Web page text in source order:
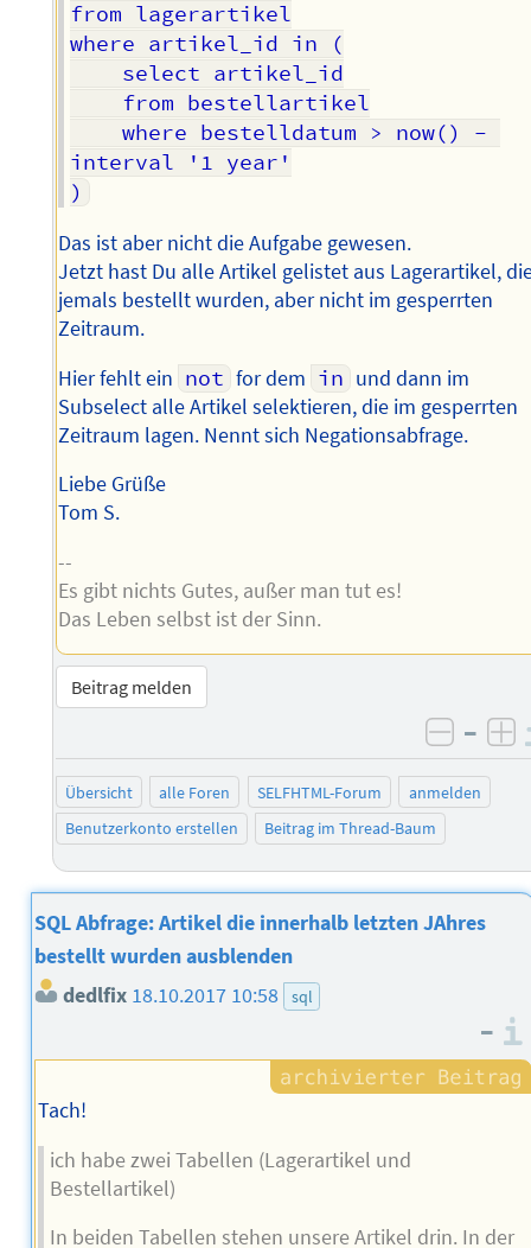
from lagerartikel
where artikel_id in (
	where bestelldatum > now() -
interval '1 year'
Das ist aber nicht die Aufgabe gewesen.
Jetzt hast Du alle Artikel gelistet aus Lagerartikel,
jemals bestellt wurden, aber nicht im gesperrten
Zeitraum.
Hier fehlt ein not for dem in und dann im
Subselect alle Artikel selektieren, die im gesperrten
Zeitraum lagen. Nennt sich Negationsabfrage.
Liebe Grüße
Tom S.
--
Es gibt nichts Gutes, außer man tut es!
Das Leben selbst ist der Sinn.
Beitrag melden
–
Übersicht alle Foren SELFHTML-Forum
anmelden
Benutzerkonto erstellen
Beitrag im Thread-Baum
SQL Abfrage: Artikel die innerhalb letzten JAhres
bestellt wurden ausblenden
dedlfix 18.10.2017 10:58 sql
–
Tach!
ich habe zwei Tabellen (Lagerartikel und
Bestellartikel)
In beiden Tabellen stehen unsere Artikel drin. In der